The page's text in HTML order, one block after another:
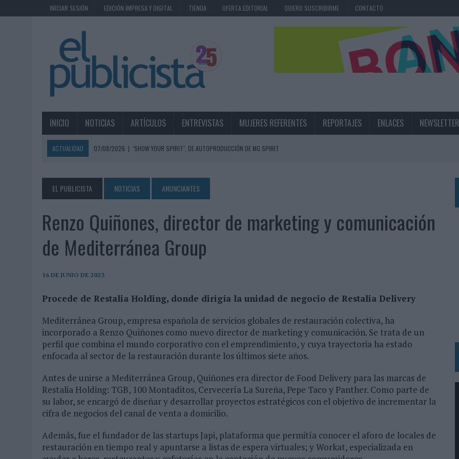
INICIAR SESIÓN EDICIÓN IMPRESA Y DIGITAL TIENDA OFERTA EDITORIAL QUIERO SUSCRIBIRME CONTACTO
INICIO NOTICIAS ARTÍCULOS ENTREVISTAS MUJERES REFERENTES REPORTAJES ENLACES NEWSLETTER
ACTUALIDAD 07/08/2026 | ‘SHOW YOUR SPIRIT’, DE AUTOPRODUCCIÓN DE MG SPIRIT
07/08/2026 | MG SPIRIT RELANZA SU MARCA CON UNA ESTRATEGIA 360º CENTRADA EN EL ORIGEN BARCELONÉS
PATRÓN CONVIERTE EL NUEVO SINGLE DE ARÓN PIPER EN UNA EXPERIENCIA DE MARCA EN IBIZA
07/08/2026
EL VERANO PONE A PRUEBA LA ESTRATEGIA DIGITAL DE LAS MARCAS
07/08/2026 |
VUELING CONVIERTE LOS RECUERDOS EN SOUVENIRS CON IA
06/08/2026 |
SIETE DE CADA DIEZ EMPRESAS ESPAÑOLAS NO INTEGRAN LA INFANCIA EN SU ESTRATEGIA
06/08/2026 | LA TELEVISIÓN SIGUE LIDERANDO EL CONSUMO DE MEDIOS EN VERANO Y SUPERA AL MÓVIL COMO DISPOSITIVO MÁS UTILIZADO
06/08/2026 | EL USO DE LA IA GENERATIVA ALCANZA YA AL 62% DE LOS ESPAÑOLES
06/08/2026
|
SYSTEM1 NOMBRA A KIMBERLY BASTONI COMO NUEVA DIRECTORA COMERCIAL GLOBAL
06/08/2026
| LA IA ESTÁ SUBIENDO EL LISTÓN DE LA CREATIVIDAD
05/08/2026 | BEON WORLDWIDE LANZA RAÍZ URBANA PARA TRANSFORMAR EL PATRIMONIO HISTÓRICO EN ACTIVOS CULTURALES Y ECONÓMICOS
05/08/2026 | FABRA COMUNICACIÓN INCORPORA A CASONÁ Y ASUME LA GESTIÓN DE SUS RELACIONES CON LOS MEDIOS
05/08/2026 | LOPESAN HOTELS & RESORTS ACERCA EL PARAÍSO CANARIO EN SU ÚLTIMA CAMPAÑA INTERNACIONAL
05/08/2026 | LUIS ARQUILLOS (BURGO DE ARIAS): “LA CONSTRUCCIÓN DE MARCA A LARGO PLAZO Y LA MEDICIÓN SON DOS CARAS DE LA MISMA
EL PUBLICISTA NOTICIAS ANUNCIANTES
Renzo Quiñones, director de marketing y comunicación
de Mediterránea Group
16 DE JUNIO DE 2023
Procede de Restalia Holding, donde dirigía la unidad de negocio de Restalia Delivery
Mediterránea Group, empresa española de servicios globales de restauración colectiva, ha
incorporado a Renzo Quiñones como nuevo director de marketing y comunicación. Se trata de un
perfil que combina el mundo corporativo con el emprendimiento, y cuya trayectoria ha estado
enfocada al sector de la restauración durante los últimos siete años.
Antes de unirse a Mediterránea Group, Quiñones era director de Food Delivery para las marcas de
Restalia Holding: TGB, 100 Montaditos, Cervecería La Sureña, Pepe Taco y Panther. Como parte de
su labor, se encargó de diseñar y desarrollar proyectos estratégicos con el objetivo de incrementar la
cifra de negocios del canal de venta a domicilio.
Además, fue el fundador de las startups Japi, plataforma que permitía conocer el aforo de locales de
restauración en tiempo real y apuntarse a listas de espera virtuales; y Workat, especializada en